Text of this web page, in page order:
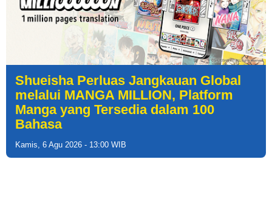
Shueisha Perluas Jangkauan Global
melalui MANGA MILLION, Platform
Manga yang Tersedia dalam 100
Bahasa
Kamis, 6 Agu 2026 - 13:00 WIB